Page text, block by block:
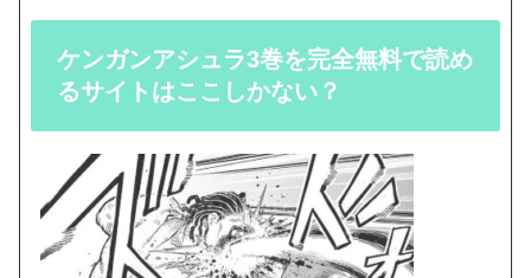
ケンガンアシュラ3巻を完全無料で読め
るサイトはここしかない？